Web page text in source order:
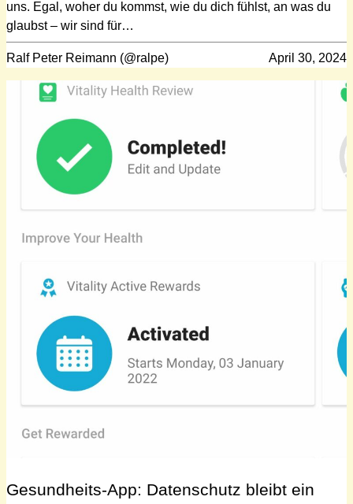
uns. Egal, woher du kommst, wie du dich fühlst, an was du
glaubst – wir sind für…
Ralf Peter Reimann (@ralpe) April 30, 2024
Gesundheits-App: Datenschutz bleibt ein